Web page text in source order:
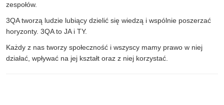
zespołów.
3QA tworzą ludzie lubiący dzielić się wiedzą i wspólnie poszerzać
horyzonty. 3QA to JA i TY.
Każdy z nas tworzy społeczność i wszyscy mamy prawo w niej
działać, wpływać na jej kształt oraz z niej korzystać.